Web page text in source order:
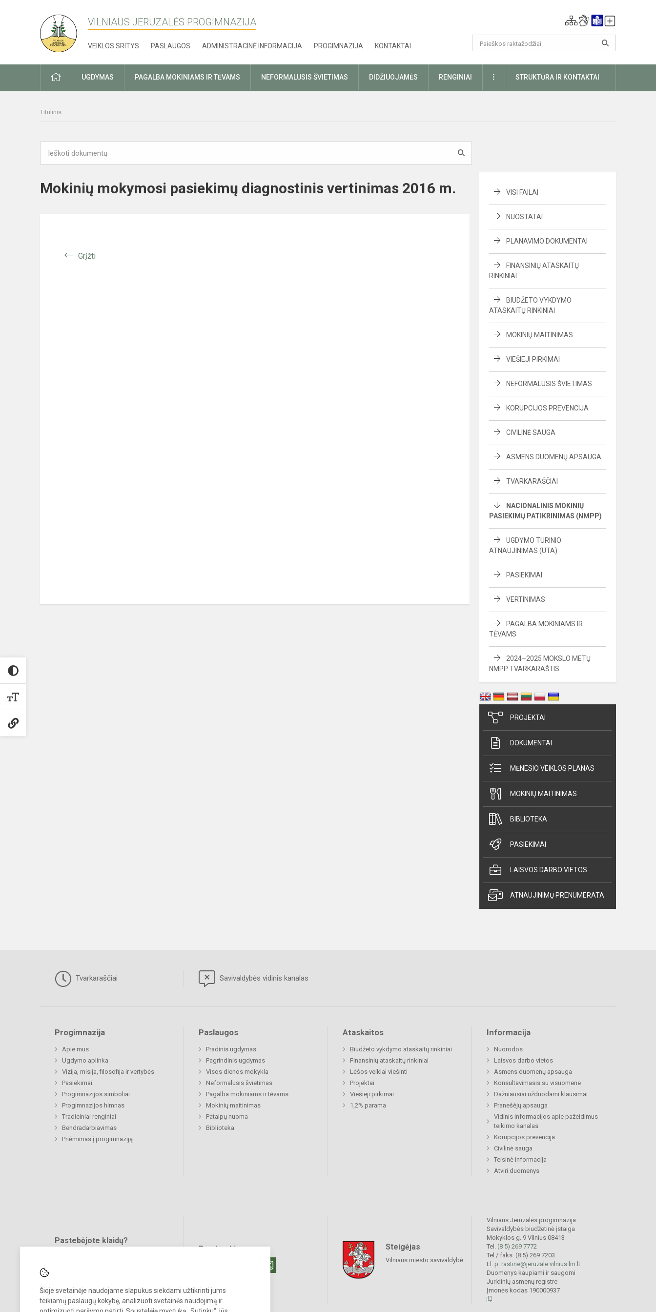
Šioje svetainėje naudojame slapukus siekdami užtikrinti jums
teikiamų paslaugų kokybę, analizuoti svetainės naudojimą ir
VILNIAUS JERUZALĖS PROGIMNAZIJA
VEIKLOS SRITYS PASLAUGOS ADMINISTRACINĖ INFORMACIJA PROGIMNAZIJA KONTAKTAI
PRADŽIAUGDYMAS PAGALBA MOKINIAMS IR TĖVAMS NEFORMALUSIS ŠVIETIMAS DIDŽIUOJAMĖS RENGINIAI DAUGIAUSTRUKTŪRA IR KONTAKTAI
Titulinis
Mokinių mokymosi pasiekimų diagnostinis vertinimas 2016 m.
Grįžti
VISI FAILAI
NUOSTATAI
PLANAVIMO DOKUMENTAI
FINANSINIŲ ATASKAITŲ
RINKINIAI
BIUDŽETO VYKDYMO
ATASKAITŲ RINKINIAI
MOKINIŲ MAITINIMAS
VIEŠIEJI PIRKIMAI
NEFORMALUSIS ŠVIETIMAS
KORUPCIJOS PREVENCIJA
CIVILINĖ SAUGA
ASMENS DUOMENŲ APSAUGA
TVARKARAŠČIAI
NACIONALINIS MOKINIŲ
PASIEKIMŲ PATIKRINIMAS (NMPP)
UGDYMO TURINIO
ATNAUJINIMAS (UTA)
PASIEKIMAI
VERTINIMAS
PAGALBA MOKINIAMS IR
TĖVAMS
2024–2025 MOKSLO METŲ
NMPP TVARKARAŠTIS
PROJEKTAI
DOKUMENTAI
MĖNESIO VEIKLOS PLANAS
MOKINIŲ MAITINIMAS
BIBLIOTEKA
PASIEKIMAI
LAISVOS DARBO VIETOS
ATNAUJINIMŲ PRENUMERATA
Tvarkaraščiai Savivaldybės vidinis kanalas
Progimnazija
Apie mus
Ugdymo aplinka
Vizija, misija, filosofija ir vertybės
Pasiekimai
Progimnazijos simboliai
Progimnazijos himnas
Tradiciniai renginiai
Bendradarbiavimas
Priėmimas į progimnaziją
Paslaugos
Pradinis ugdymas
Pagrindinis ugdymas
Visos dienos mokykla
Neformalusis švietimas
Pagalba mokiniams ir tėvams
Mokinių maitinimas
Patalpų nuoma
Biblioteka
Ataskaitos
Biudžeto vykdymo ataskaitų rinkiniai
Finansinių ataskaitų rinkiniai
Lėšos veiklai viešinti
Projektai
Viešieji pirkimai
1,2% parama
Informacija
Nuorodos
Laisvos darbo vietos
Asmens duomenų apsauga
Konsultavimasis su visuomene
Dažniausiai užduodami klausimai
Pranešėjų apsauga
Vidinis informacijos apie pažeidimus
teikimo kanalas
Korupcijos prevencija
Civilinė sauga
Teisinė informacija
Atviri duomenys
Pastebėjote klaidų?
Bendraukime Steigėjas
Vilniaus miesto savivaldybė
Vilniaus Jeruzalės progimnazija
Savivaldybės biudžetinė įstaiga
Mokyklos g. 9 Vilnius 08413
Tel. (8 5) 269 7772
Tel./ faks. (8 5) 269 7203
El. p. rastine@jeruzale.vilnius.lm.lt
Duomenys kaupiami ir saugomi
Juridinių asmenų registre
Įmonės kodas 190000937